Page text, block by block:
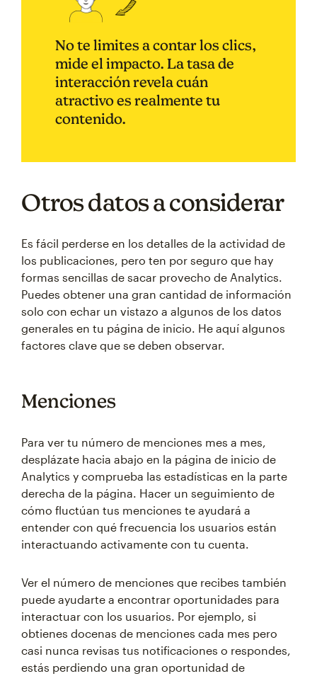
No te limites a contar los clics,
mide el impacto. La tasa de
interacción revela cuán
atractivo es realmente tu
contenido.
Otros datos a considerar
Es fácil perderse en los detalles de la actividad de
los publicaciones, pero ten por seguro que hay
formas sencillas de sacar provecho de Analytics.
Puedes obtener una gran cantidad de información
solo con echar un vistazo a algunos de los datos
generales en tu página de inicio. He aquí algunos
factores clave que se deben observar.
Menciones
Para ver tu número de menciones mes a mes,
desplázate hacia abajo en la página de inicio de
Analytics y comprueba las estadísticas en la parte
derecha de la página. Hacer un seguimiento de
cómo fluctúan tus menciones te ayudará a
entender con qué frecuencia los usuarios están
interactuando activamente con tu cuenta.
Ver el número de menciones que recibes también
puede ayudarte a encontrar oportunidades para
interactuar con los usuarios. Por ejemplo, si
obtienes docenas de menciones cada mes pero
casi nunca revisas tus notificaciones o respondes,
estás perdiendo una gran oportunidad de